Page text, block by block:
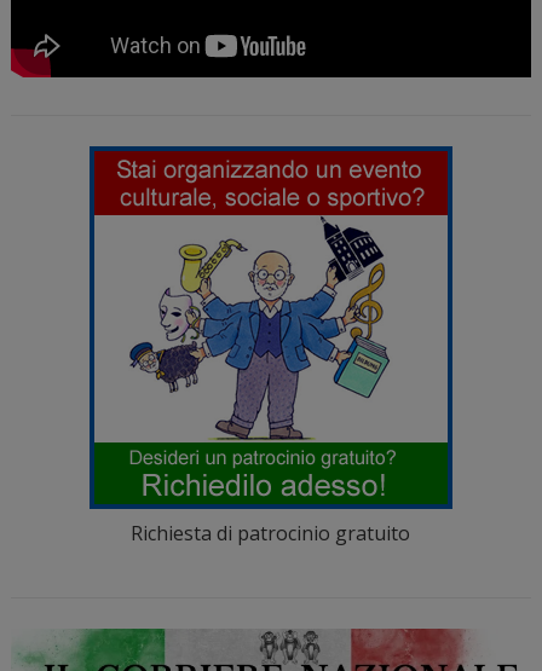
Richiesta di patrocinio gratuito